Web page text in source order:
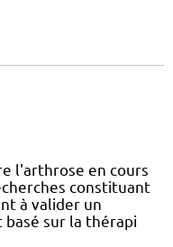
l'arthrose en cours
constituant
à valider un
sur la thérapi